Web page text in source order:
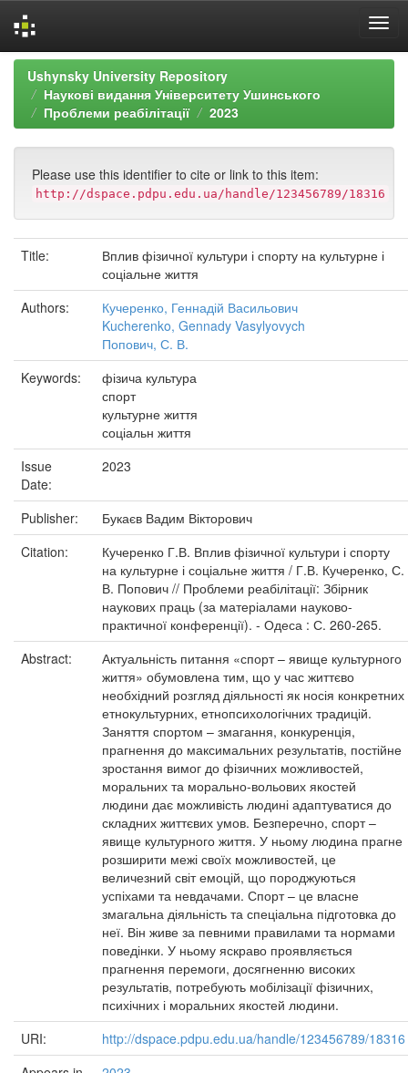
Skip
navigation
Ushynsky University Repository
Наукові видання Університету Ушинського
Проблеми реабілітації
2023
Please use this identifier to cite or link to this item:
http://dspace.pdpu.edu.ua/handle/123456789/18316
Title:
Вплив фізичної культури і спорту на культурне і
соціальне життя
Authors:
Кучеренко, Геннадій Васильович
Kucherenko, Gennady Vasylyovych
Попович, С. В.
Keywords:
фізича культура
спорт
культурне життя
соціальн життя
Issue
Date:
2023
Publisher:
Букаєв Вадим Вікторович
Citation:
Кучеренко Г.В. Вплив фізичної культури і спорту
на культурне і соціальне життя / Г.В. Кучеренко, С.
В. Попович // Проблеми реабілітації: Збірник
наукових праць (за матеріалами науково-
практичної конференції). - Одеса : С. 260-265.
Abstract:
Актуальність питання «спорт – явище культурного
життя» обумовлена тим, що у час життєво
необхідний розгляд діяльності як носія конкретних
етнокультурних, етнопсихологічних традицій.
Заняття спортом – змагання, конкуренція,
прагнення до максимальних результатів, постійне
зростання вимог до фізичних можливостей,
моральних та морально-вольових якостей
людини дає можливість людині адаптуватися до
складних життєвих умов. Безперечно, спорт –
явище культурного життя. У ньому людина прагне
розширити межі своїх можливостей, це
величезний світ емоцій, що породжуються
успіхами та невдачами. Спорт – це власне
змагальна діяльність та спеціальна підготовка до
неї. Він живе за певними правилами та нормами
поведінки. У ньому яскраво проявляється
прагнення перемоги, досягненню високих
результатів, потребують мобілізації фізичних,
психічних і моральних якостей людини.
URI:
http://dspace.pdpu.edu.ua/handle/123456789/18316